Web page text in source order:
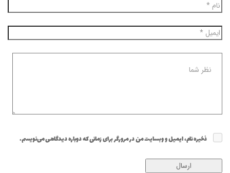
ذخیره نام، ایمیل و وبسایت من در مرورگر برای زمانی که دوباره دیدگاهی می‌نویسم.